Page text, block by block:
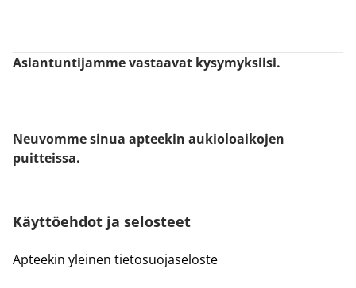
Asiantuntijamme vastaavat kysymyksiisi.
Neuvomme sinua apteekin aukioloaikojen
puitteissa.
Käyttöehdot ja selosteet
Apteekin yleinen tietosuojaseloste